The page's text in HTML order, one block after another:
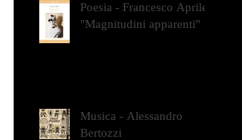
Poesia - Francesco Aprile -
"Magnitudini apparenti"
Musica - Alessandro
Bertozzi